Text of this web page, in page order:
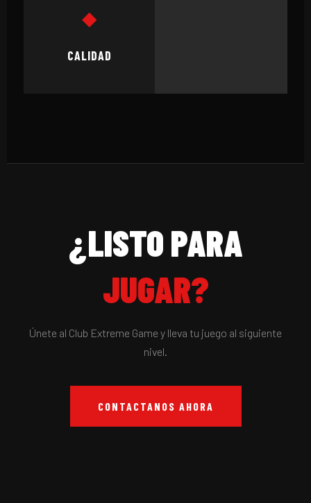
◆
CALIDAD
¿LISTO PARA
JUGAR?
Únete al Club Extreme Game y lleva tu juego al siguiente
nivel.
CONTACTANOS AHORA